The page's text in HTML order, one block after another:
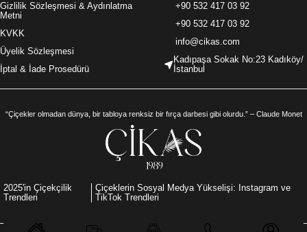
Gizlilik Sözleşmesi & Aydınlatma
Metni
KVKK
Üyelik Sözleşmesi
İptal & İade Prosedürü
+90 532 417 03 92
+90 532 417 03 92
info@cikas.com
Kadıpaşa Sokak No:23 Kadıköy/
İstanbul
“Çiçekler olmadan dünya, bir tabloya renksiz bir fırça darbesi gibi olurdu.” – Claude Monet
2025'in Çiçekçilik
Trendleri
Çiçeklerin Sosyal Medya Yükselişi: Instagram ve
TikTok Trendleri